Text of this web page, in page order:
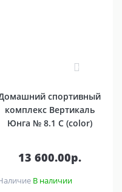
спортивный
комплекс Вертикаль
Юнга № 8.1 C (color)
13 600.00р.
В наличии